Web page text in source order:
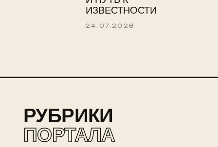
ИЗВЕСТНОСТИ
24.07.2026
РУБРИКИ
ПОРТАЛА